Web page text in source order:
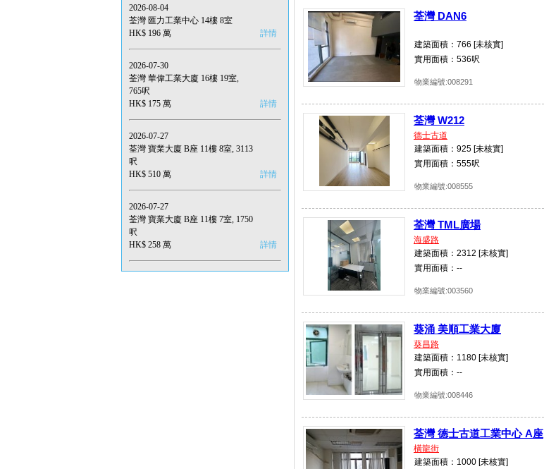
荃灣 DAN6
建築面積：766 [未核實]
實用面積：536呎
物業編號:008291
荃灣 W212
德士古道
建築面積：925 [未核實]
實用面積：555呎
物業編號:008555
荃灣 TML廣場
海盛路
建築面積：2312 [未核實]
實用面積：--
物業編號:003560
葵涌 美順工業大廈
葵昌路
建築面積：1180 [未核實]
實用面積：--
物業編號:008446
荃灣 德士古道工業中心 A座
橫龍街
建築面積：1000 [未核實]
2026-08-04
荃灣 匯力工業中心 14樓 8室
HK$ 196 萬
詳情
2026-07-30
荃灣 華偉工業大廈 16樓 19室,
765呎
HK$ 175 萬
詳情
2026-07-27
荃灣 寶業大廈 B座 11樓 8室, 3113
呎
HK$ 510 萬
詳情
2026-07-27
荃灣 寶業大廈 B座 11樓 7室, 1750
呎
HK$ 258 萬
詳情